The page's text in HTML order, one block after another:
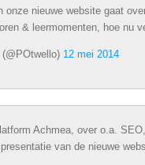
onze nieuwe website gaat
& leermomenten, hoe nu
12 mei 2014
Achmea, over o.a.
van de nieuwe